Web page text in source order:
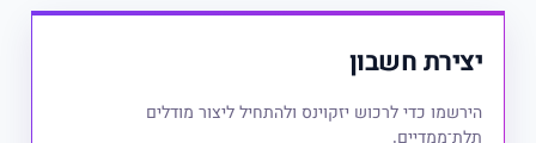
יצירת חשבון
הירשמו כדי לרכוש יזקוינס ולהתחיל ליצור מודלים
תלת־ממדיים.